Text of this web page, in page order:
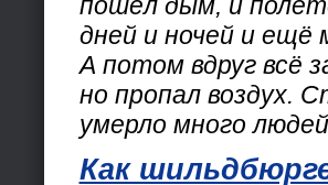
дней и ночей и ещё
А потом вдруг всё
но пропал воздух.
умерло много
Как